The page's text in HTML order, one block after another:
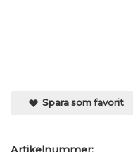
Spara som favorit